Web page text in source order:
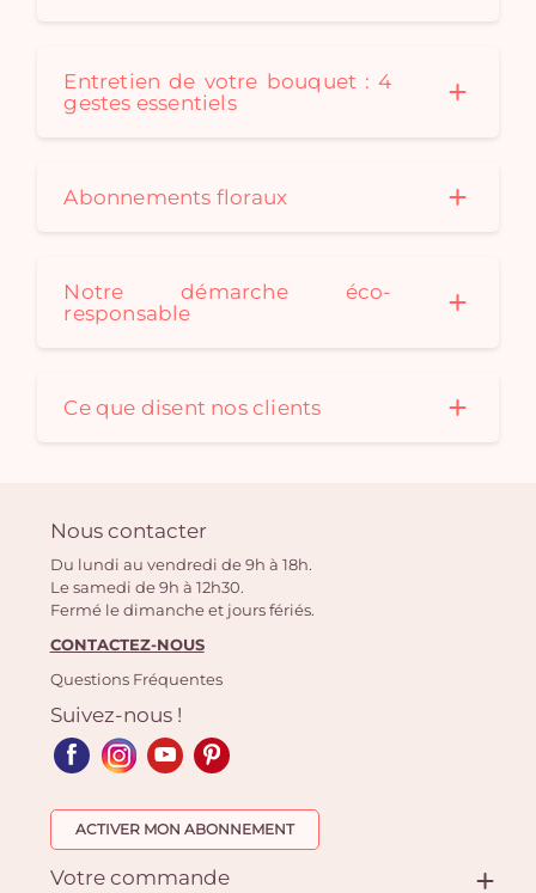
Entretien de votre bouquet : 4
gestes essentiels
Abonnements floraux
Notre démarche éco-
responsable
Ce que disent nos clients
Nous contacter
Du lundi au vendredi de 9h à 18h.
Le samedi de 9h à 12h30.
Fermé le dimanche et jours fériés.
CONTACTEZ-NOUS
Questions Fréquentes
Suivez-nous !
ACTIVER MON ABONNEMENT
Votre commande